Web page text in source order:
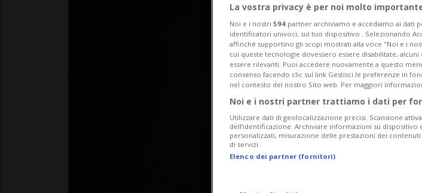
La vostra privacy è per noi molto
Noi e i nostri 594 partner archiviamo e accediamo ai dati
identificatori univoci, sul tuo dispositivo . Selezionando
affinché supportino gli scopi mostrati alla voce "Noi e i
cui queste tecnologie dovessero essere disabilitate,
essere rilevanti. Puoi accedere nuovamente a questo
consenso facendo clic sul link Gestisci le preferenze in
nel contesto del nostro Sito web. Per maggiori
Noi e i nostri partner trattiamo i dati per
Utilizzare dati di geolocalizzazione precisi. Scansione
dell’identificazione. Archiviare informazioni su
personalizzati, misurazione delle prestazioni dei
di servizi.
Elenco dei partner (fornitori)